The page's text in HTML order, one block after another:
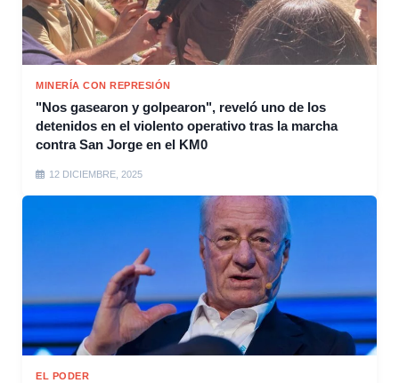
MINERÍA CON REPRESIÓN
"Nos gasearon y golpearon", reveló uno de los
detenidos en el violento operativo tras la marcha
contra San Jorge en el KM0
12 DICIEMBRE, 2025
EL PODER